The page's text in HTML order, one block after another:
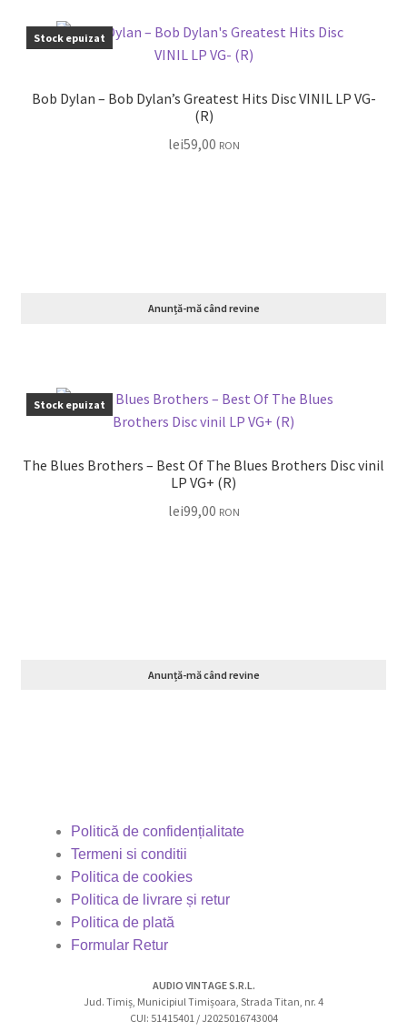
Stock epuizat
Bob Dylan – Bob Dylan’s Greatest Hits Disc VINIL LP VG-
(R)
lei59,00 RON
Anunță-mă când revine
Stock epuizat
The Blues Brothers – Best Of The Blues Brothers Disc vinil
LP VG+ (R)
lei99,00 RON
Anunță-mă când revine
Politică de confidențialitate
Termeni si conditii
Politica de cookies
Politica de livrare și retur
Politica de plată
Formular Retur
AUDIO VINTAGE S.R.L.
Jud. Timiș, Municipiul Timișoara, Strada Titan, nr. 4
CUI: 51415401 / J2025016743004